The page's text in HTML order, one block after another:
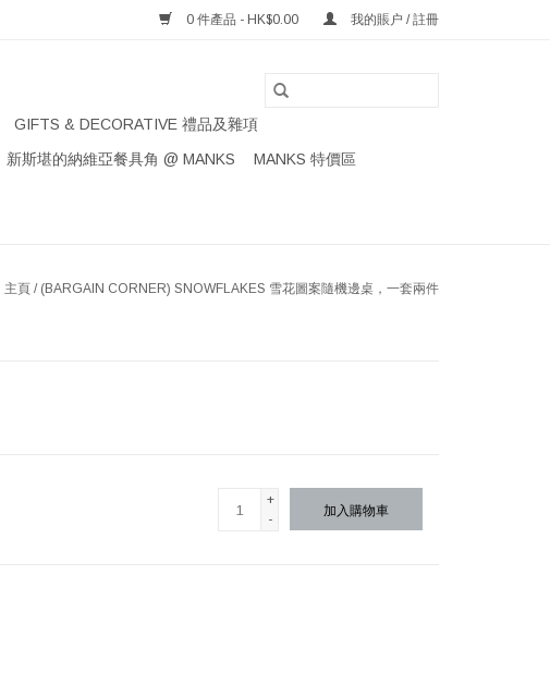
0 件產品 - HK$0.00 我的賬户 / 註冊
GIFTS & DECORATIVE 禮品及雜項
新斯堪的納維亞餐具角 @ MANKS
MANKS 特價區
主頁 / (BARGAIN CORNER) SNOWFLAKES 雪花圖案隨機邊桌，一套兩件
+
-
加入購物車